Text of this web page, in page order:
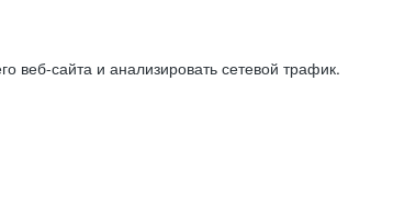
веб-сайта и анализировать сетевой трафик.